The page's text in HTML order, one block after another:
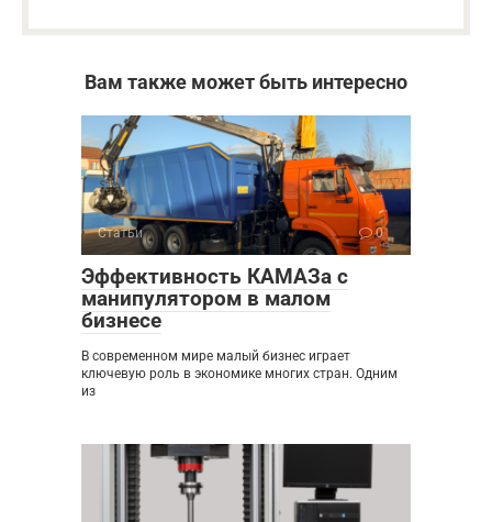
Вам также может быть интересно
Статьи 0
Эффективность КАМАЗа с
манипулятором в малом
бизнесе
В современном мире малый бизнес играет
ключевую роль в экономике многих стран. Одним
из